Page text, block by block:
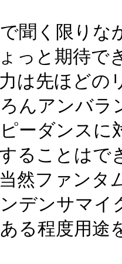
聞く限りな
っと期待で
は先ほどの
んアンバラ
ーダンスに
ることはで
然ファンタ
デンサマイ
る程度用途